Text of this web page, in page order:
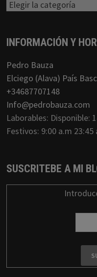
Categorias
INFORMACIÓN Y
Pedro Bauza
Elciego (Alava) País
+34687707148
Info@pedrobauza.com
Laborables: Disponible:
Festivos: 9:00 a.m 23:45
SUSCRITEBE A MI